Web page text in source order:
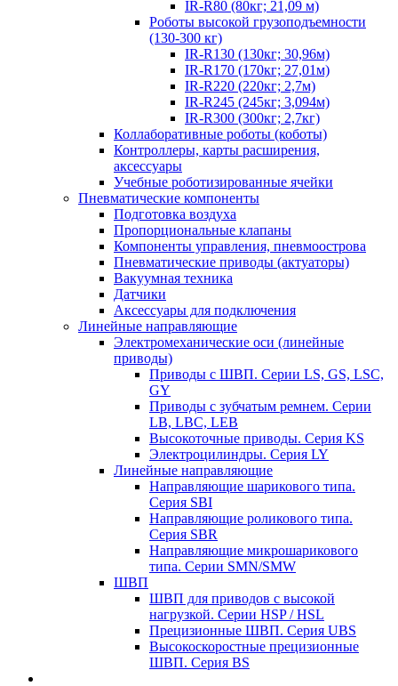
IR-R80 (80кг; 21,09 м)
Роботы высокой грузоподъемности
(130-300 кг)
IR-R130 (130кг; 30,96м)
IR-R170 (170кг; 27,01м)
IR-R220 (220кг; 2,7м)
IR-R245 (245кг; 3,094м)
IR-R300 (300кг; 2,7кг)
Коллаборативные роботы (коботы)
Контроллеры, карты расширения,
аксессуары
Учебные роботизированные ячейки
Пневматические компоненты
Подготовка воздуха
Пропорциональные клапаны
Компоненты управления, пневмоострова
Пневматические приводы (актуаторы)
Вакуумная техника
Датчики
Аксессуары для подключения
Линейные направляющие
Электромеханические оси (линейные
приводы)
Приводы с ШВП. Серии LS, GS, LSC,
GY
Приводы с зубчатым ремнем. Серии
LB, LBC, LEB
Высокоточные приводы. Серия KS
Электроцилиндры. Серия LY
Линейные направляющие
Направляющие шарикового типа.
Серия SBI
Направляющие роликового типа.
Серия SBR
Направляющие микрошарикового
типа. Серии SMN/SMW
ШВП
ШВП для приводов с высокой
нагрузкой. Серии HSP / HSL
Прецизионные ШВП. Серия UBS
Высокоскоростные прецизионные
ШВП. Серия BS